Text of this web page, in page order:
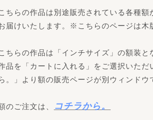
ちらの作品は別途販売されている各種
届けいたします。※こちらのページは木
ちらの作品は「インチサイズ」の額装と
品を「カートに入れる」をご選択いた
。」より額の販売ページが別ウィンド
のご注文は、 コチラから。